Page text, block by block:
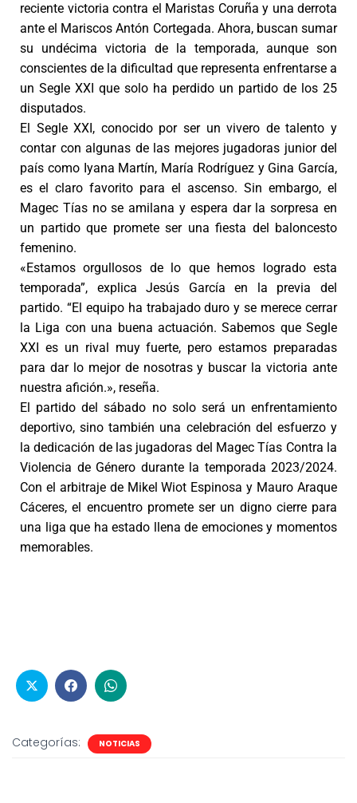
reciente victoria contra el Maristas Coruña y una derrota
ante el Mariscos Antón Cortegada. Ahora, buscan sumar
su undécima victoria de la temporada, aunque son
conscientes de la dificultad que representa enfrentarse a
un Segle XXI que solo ha perdido un partido de los 25
disputados.
El Segle XXI, conocido por ser un vivero de talento y
contar con algunas de las mejores jugadoras junior del
país como Iyana Martín, María Rodríguez y Gina García,
es el claro favorito para el ascenso. Sin embargo, el
Magec Tías no se amilana y espera dar la sorpresa en
un partido que promete ser una fiesta del baloncesto
femenino.
«Estamos orgullosos de lo que hemos logrado esta
temporada”, explica Jesús García en la previa del
partido. “El equipo ha trabajado duro y se merece cerrar
la Liga con una buena actuación. Sabemos que Segle
XXI es un rival muy fuerte, pero estamos preparadas
para dar lo mejor de nosotras y buscar la victoria ante
nuestra afición.», reseña.
El partido del sábado no solo será un enfrentamiento
deportivo, sino también una celebración del esfuerzo y
la dedicación de las jugadoras del Magec Tías Contra la
Violencia de Género durante la temporada 2023/2024.
Con el arbitraje de Mikel Wiot Espinosa y Mauro Araque
Cáceres, el encuentro promete ser un digno cierre para
una liga que ha estado llena de emociones y momentos
memorables.
Categorías: NOTICIAS